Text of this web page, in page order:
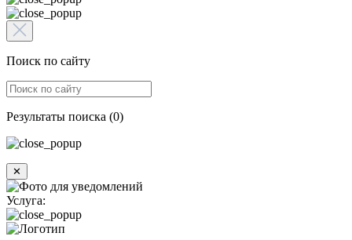
Поиск по сайту
Результаты поиска (0)
✕
Услуга: